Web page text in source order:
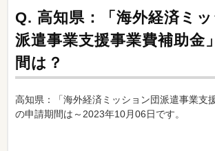
Q. 高知県：「海外経済ミ
派遣事業支援事業費補助金
間は？
高知県：「海外経済ミッション団派遣事業支
の申請期間は～2023年10月06日です。